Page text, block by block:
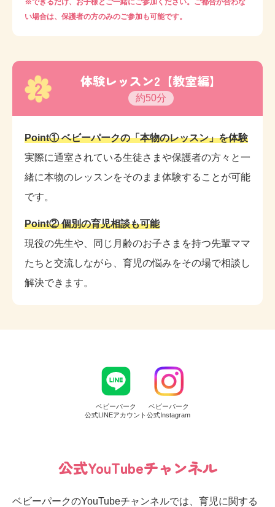
※できるだけ、お子様とご一緒にご参加ください。ご都合が合わな
い場合は、保護者の方のみのご参加も可能です。
2 体験レッスン2【教室編】
約50分
Point① ベビーパークの「本物のレッスン」を体験
実際に通室されている生徒さまや保護者の方々と一
緒に本物のレッスンをそのまま体験することが可能
です。
Point② 個別の育児相談も可能
現役の先生や、同じ月齢のお子さまを持つ先輩ママ
たちと交流しながら、育児の悩みをその場で相談し
解決できます。
ベビーパーク
公式LINEアカウント
ベビーパーク
公式Instagram
公式YouTubeチャンネル
ベビーパークのYouTubeチャンネルでは、育児に関する